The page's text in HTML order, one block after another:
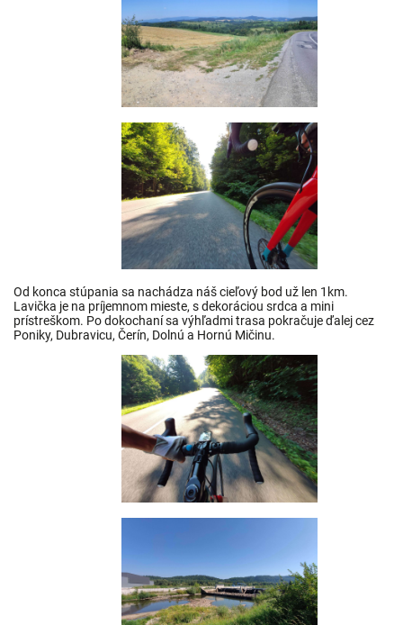
Od konca stúpania sa nachádza náš cieľový bod už len 1km.
Lavička je na príjemnom mieste, s dekoráciou srdca a mini
prístreškom. Po dokochaní sa výhľadmi trasa pokračuje ďalej cez
Poniky, Dubravicu, Čerín, Dolnú a Hornú Mičinu.